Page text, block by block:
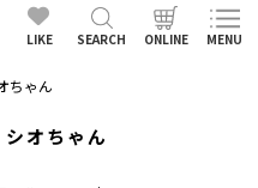
LIKE SEARCH ONLINE MENU
ちゃん
シオちゃん